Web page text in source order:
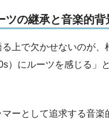
ツの継承と音楽的背
上で欠かせないのが、
）にルーツを感じる」
ーとして追求する音楽